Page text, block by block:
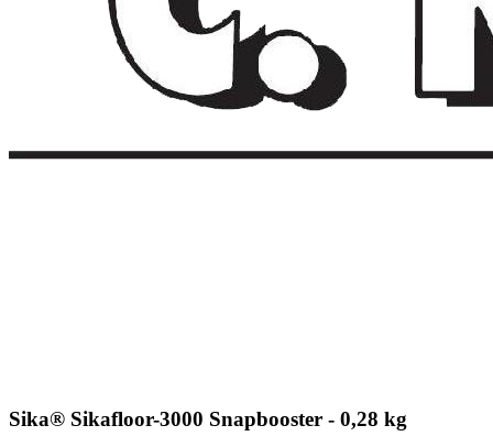
Sika® Sikafloor-3000 Snapbooster - 0,28 kg